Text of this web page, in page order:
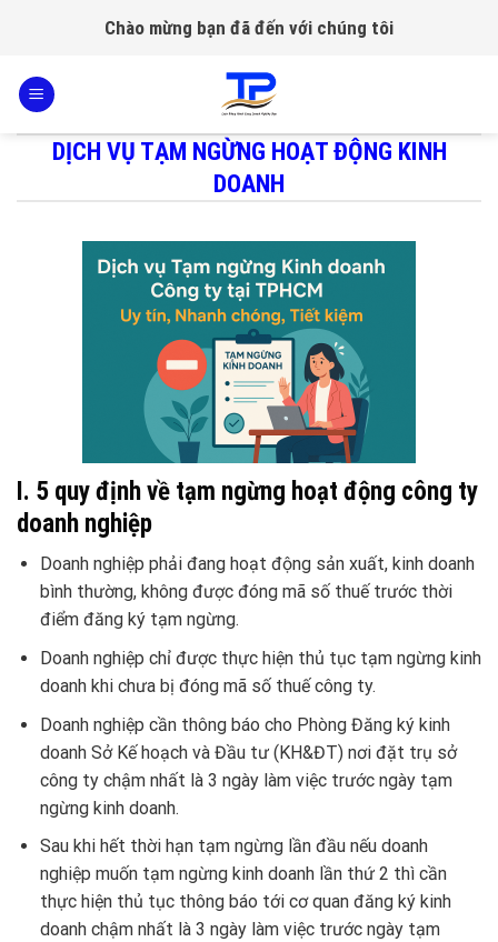
Chào mừng bạn đã đến với chúng tôi
DỊCH VỤ TẠM NGỪNG HOẠT ĐỘNG KINH
DOANH
I. 5 quy định về tạm ngừng hoạt động công ty
doanh nghiệp
Doanh nghiệp phải đang hoạt động sản xuất, kinh doanh
bình thường, không được đóng mã số thuế trước thời
điểm đăng ký tạm ngừng.
Doanh nghiệp chỉ được thực hiện thủ tục tạm ngừng kinh
doanh khi chưa bị đóng mã số thuế công ty.
Doanh nghiệp cần thông báo cho Phòng Đăng ký kinh
doanh Sở Kế hoạch và Đầu tư (KH&ĐT) nơi đặt trụ sở
công ty chậm nhất là 3 ngày làm việc trước ngày tạm
ngừng kinh doanh.
Sau khi hết thời hạn tạm ngừng lần đầu nếu doanh
nghiệp muốn tạm ngừng kinh doanh lần thứ 2 thì cần
thực hiện thủ tục thông báo tới cơ quan đăng ký kinh
doanh chậm nhất là 3 ngày làm việc trước ngày tạm